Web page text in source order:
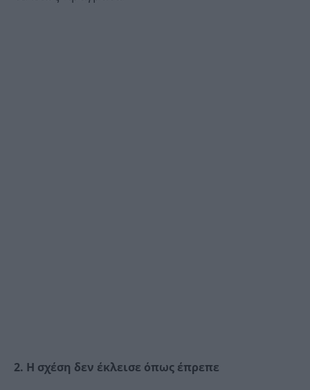
2. Η σχέση δεν έκλεισε όπως έπρεπε